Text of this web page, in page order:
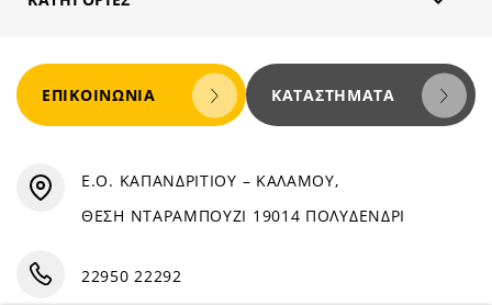
ΕΠΙΚΟΙΝΩΝΊΑ ΚΑΤΑΣΤΉΜΑΤΑ
Ε.Ο. ΚΑΠΑΝΔΡΙΤΙΟΥ – ΚΑΛΑΜΟΥ,
ΘΕΣΗ ΝΤΑΡΑΜΠΟΥΖΙ 19014 ΠΟΛΥΔΕΝΔΡΙ
22950 22292